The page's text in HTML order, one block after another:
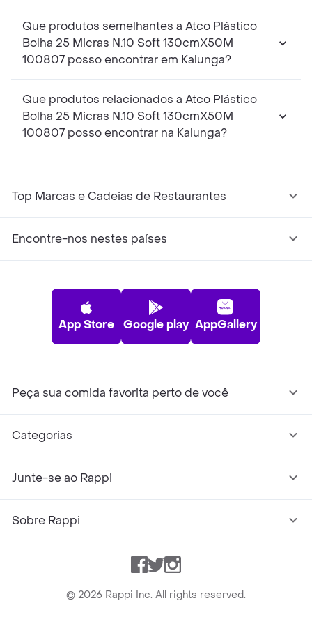
Que produtos semelhantes a Atco Plástico
Bolha 25 Micras N.10 Soft 130cmX50M
100807 posso encontrar em Kalunga?
Que produtos relacionados a Atco Plástico
Bolha 25 Micras N.10 Soft 130cmX50M
100807 posso encontrar na Kalunga?
Top Marcas e Cadeias de Restaurantes
Encontre-nos nestes países
App Store Google play AppGallery
Peça sua comida favorita perto de você
Categorias
Junte-se ao Rappi
Sobre Rappi
Facebook
TwitterInstagram
© 2026 Rappi Inc. All rights reserved.